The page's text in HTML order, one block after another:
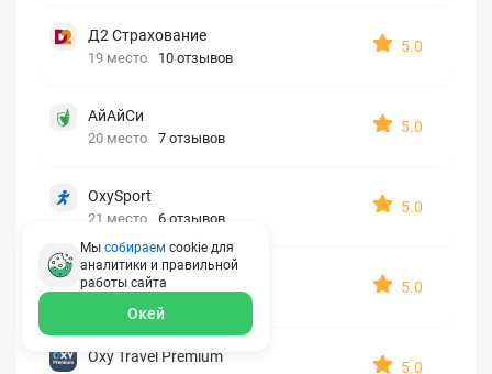
Д2 Страхование
19 место 10 отзывов
5.0
АйАйСи
20 место 7 отзывов
5.0
OxySport
21 место 6 отзывов
5.0
ERGO AXA
5.0
Oxy Travel Premium
5.0
Мы собираем cookie для
аналитики и правильной
работы сайта
Окей